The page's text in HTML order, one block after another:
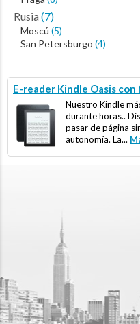
Rusia(7)
Moscú (5)
San Petersburgo (4)
E-reader Kindle Oasis con
Nuestro Kindle
durante horas..
pasar de página
autonomía. La...